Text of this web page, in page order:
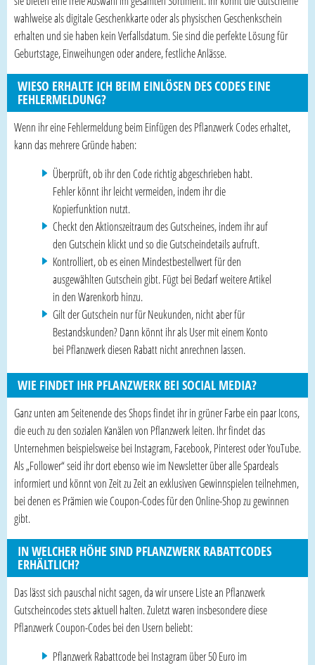
wahlweise als digitale Geschenkkarte oder als physischen Geschenkschein
erhalten und sie haben kein Verfallsdatum. Sie sind die perfekte Lösung für
Geburtstage, Einweihungen oder andere, festliche Anlässe.
WIESO ERHALTE ICH BEIM EINLÖSEN DES CODES EINE
FEHLERMELDUNG?
Wenn ihr eine Fehlermeldung beim Einfügen des Pflanzwerk Codes erhaltet,
kann das mehrere Gründe haben:
Überprüft, ob ihr den Code richtig abgeschrieben habt.
Fehler könnt ihr leicht vermeiden, indem ihr die
Kopierfunktion nutzt.
Checkt den Aktionszeitraum des Gutscheines, indem ihr auf
den Gutschein klickt und so die Gutscheindetails aufruft.
Kontrolliert, ob es einen Mindestbestellwert für den
ausgewählten Gutschein gibt. Fügt bei Bedarf weitere Artikel
in den Warenkorb hinzu.
Gilt der Gutschein nur für Neukunden, nicht aber für
Bestandskunden? Dann könnt ihr als User mit einem Konto
bei Pflanzwerk diesen Rabatt nicht anrechnen lassen.
WIE FINDET IHR PFLANZWERK BEI SOCIAL MEDIA?
Ganz unten am Seitenende des Shops findet ihr in grüner Farbe ein paar Icons,
die euch zu den sozialen Kanälen von Pflanzwerk leiten. Ihr findet das
Unternehmen beispielsweise bei Instagram, Facebook, Pinterest oder YouTube.
Als „Follower“ seid ihr dort ebenso wie im Newsletter über alle Spardeals
informiert und könnt von Zeit zu Zeit an exklusiven Gewinnspielen teilnehmen,
bei denen es Prämien wie Coupon-Codes für den Online-Shop zu gewinnen
gibt.
IN WELCHER HÖHE SIND PFLANZWERK RABATTCODES
ERHÄLTLICH?
Das lässt sich pauschal nicht sagen, da wir unsere Liste an Pflanzwerk
Gutscheincodes stets aktuell halten. Zuletzt waren insbesondere diese
Pflanzwerk Coupon-Codes bei den Usern beliebt:
Pflanzwerk Rabattcode bei Instagram über 50 Euro im